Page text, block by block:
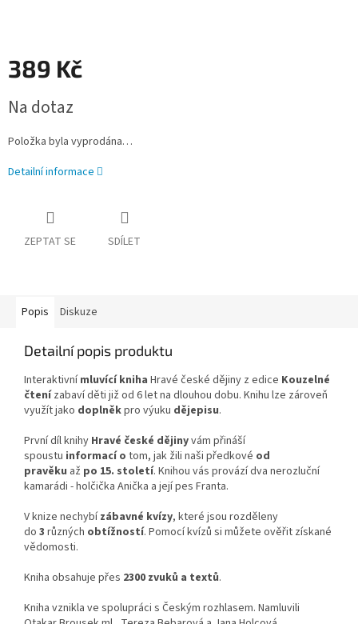
389 Kč
cena:
Na dotaz
Položka byla vyprodána…
Detailní informace
ZEPTAT SE SDÍLET
Popis Diskuze
Detailní popis produktu
Interaktivní mluvící kniha Hravé české dějiny z edice Kouzelné
čtení zabaví děti již od 6 let na dlouhou dobu. Knihu lze zároveň
využít jako doplněkpro výuku dějepisu.
První díl knihy Hravé české dějinyvám přináší
spoustu informací o tom, jak žili naši předkové od
pravěku až po 15. století. Knihou vás provází dva nerozluční
kamarádi - holčička Anička a její pes Franta.
V knize nechybí zábavné kvízy, které jsou rozděleny
do 3 různých obtížností. Pomocí kvízů si můžete ověřit získané
vědomosti.
Kniha obsahuje přes 2300 zvuků a textů.
Kniha vznikla ve spolupráci s Českým rozhlasem. Namluvili